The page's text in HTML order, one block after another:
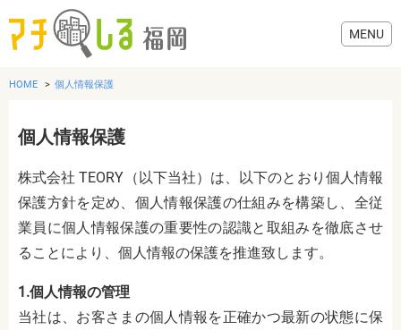
美容・健康
おでかけ
HOME 個人情報保護
個人情報保護
株式会社 TEORY（以下当社）は、以下のとおり個人情報
保護方針を定め、個人情報保護の仕組みを構築し、全従
業員に個人情報保護の重要性の認識と取組みを徹底させ
ることにより、個人情報の保護を推進致します。
1.個人情報の管理
当社は、お客さまの個人情報を正確かつ最新の状態に保